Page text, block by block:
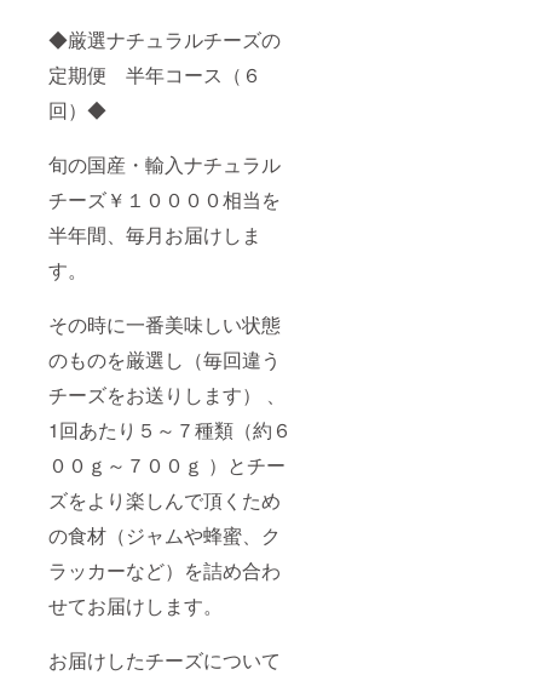
◆厳選ナチュラルチーズの
定期便 半年コース（６
回）◆
旬の国産・輸入ナチュラル
チーズ￥１００００相当を
半年間、毎月お届けしま
す。
その時に一番美味しい状態
のものを厳選し（毎回違う
チーズをお送りします） 、
1回あたり５～７種類（約６
００ｇ～７００ｇ ）とチー
ズをより楽しんで頂くため
の食材（ジャムや蜂蜜、ク
ラッカーなど）を詰め合わ
せてお届けします。
お届けしたチーズについて